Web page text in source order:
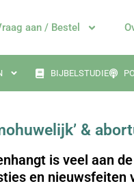
aan / Bestel
BIJBELSTUDIE
&
is veel aan
en nieuwsfeiten